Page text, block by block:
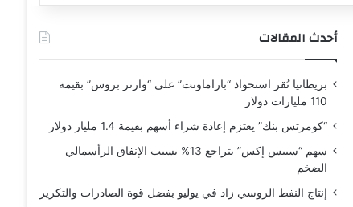
عن
أحدث المقالات
بريطانيا تُقر استحواذ “باراماونت” على “وارنر بروس” بقيمة
110 مليارات دولار
“كومرتس بنك” يعتزم إعادة شراء أسهم بقيمة 1.4 مليار دولار
سهم “سبيس إكس” يتراجع 13% بسبب الإنفاق الرأسمالي
الضخم
إنتاج النفط الروسي زاد في يوليو بفضل قوة الصادرات والتكرير